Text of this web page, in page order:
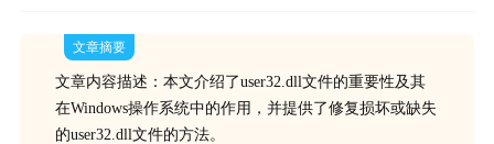
文章摘要
文章内容描述：本文介绍了user32.dll文件的重要性及其
在Windows操作系统中的作用，并提供了修复损坏或缺失
的user32.dll文件的方法。